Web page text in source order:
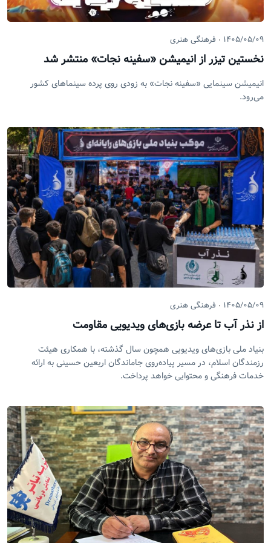
۱۴۰۵/۰۵/۰۹ فرهنگی هنری
نخستین تیزر از انیمیشن «سفینه نجات» منتشر شد
انیمیشن سینمایی «سفینه نجات» به زودی روی پرده‌ سینما‌های کشور
می‌رود.
۱۴۰۵/۰۵/۰۹ فرهنگی هنری
از نذر آب تا عرضه بازی‌های ویدیویی مقاومت
بنیاد ملی بازی‌های ویدیویی همچون سال گذشته، با همکاری هیئت
رزمندگان اسلام، در مسیر پیاده‌روی جاماندگان اربعین حسینی به ارائه
خدمات فرهنگی و محتوایی خواهد پرداخت.